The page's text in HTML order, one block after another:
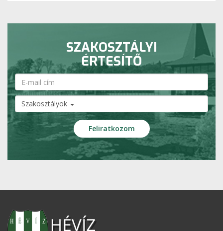
SZAKOSZTÁLYI
ÉRTESÍTŐ
Szakosztályok